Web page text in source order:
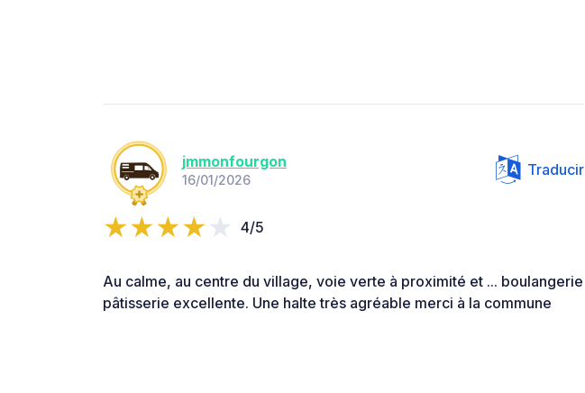
jmmonfourgon
16/01/2026
Traducir
4/5
Au calme, au centre du village, voie verte à proximité et ... boulangerie
pâtisserie excellente. Une halte très agréable merci à la commune